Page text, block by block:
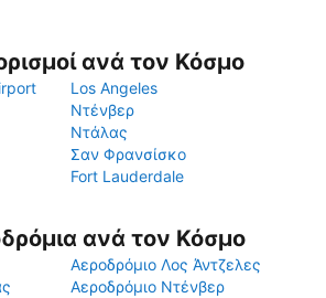
ανά τον Κόσμο
Los Angeles
Ντένβερ
Ντάλας
Σαν Φρανσίσκο
Fort Lauderdale
ανά τον Κόσμο
Αεροδρόμιο Λος Άντζελες
Αεροδρόμιο Ντένβερ